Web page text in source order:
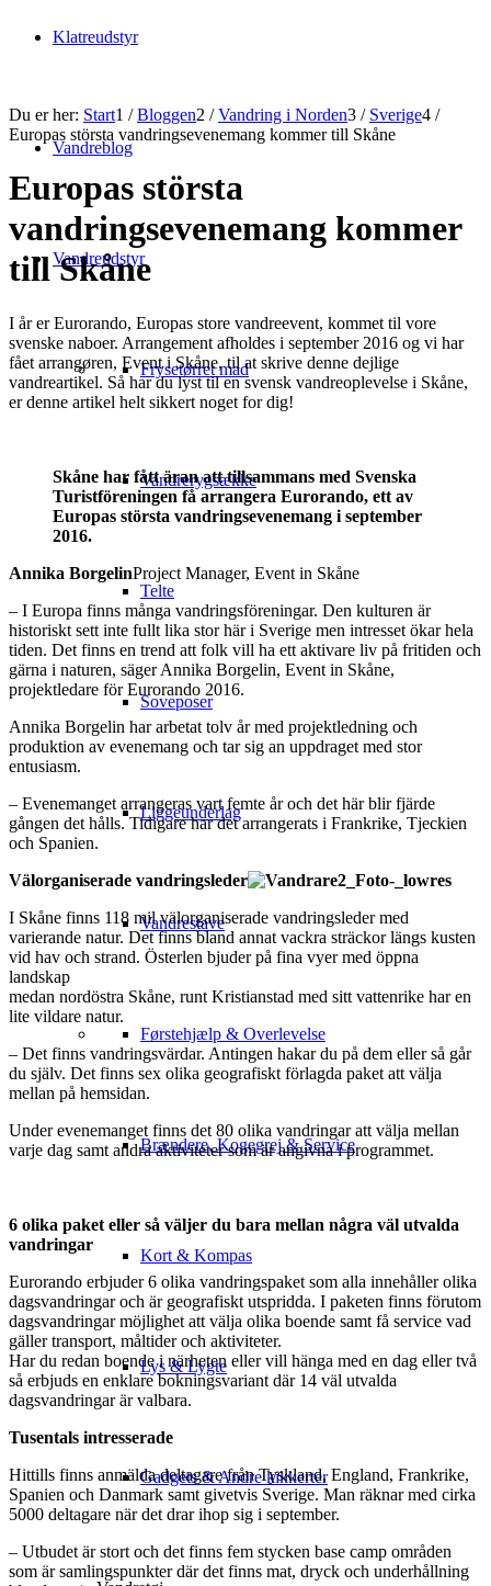
Klatreudstyr
Vandreblog
Vandreudstyr
Frysetørret mad
Vandrerygsække
Telte
Soveposer
Liggeunderlag
Vandrestave
Førstehjælp & Overlevelse
Brændere, Kogegrej & Service
Kort & Kompas
Lys & Lygte
Gadgets & Andre kikkerter
Du er her: Start1 / Bloggen2 / Vandring i Norden3 / Sverige4 /
Europas största vandringsevenemang kommer till Skåne
Europas största
vandringsevenemang kommer
till Skåne
I år er Eurorando, Europas store vandreevent, kommet til vore
svenske naboer. Arrangement afholdes i september 2016 og vi har
fået arrangøren, Event i Skåne, til at skrive denne dejlige
vandreartikel. Så har du lyst til en svensk vandreoplevelse i Skåne,
er denne artikel helt sikkert noget for dig!
Skåne har fått äran att tillsammans med Svenska
Turistföreningen få arrangera Eurorando, ett av
Europas största vandringsevenemang i september
2016.
Annika BorgelinProject Manager, Event in Skåne
– I Europa finns många vandringsföreningar. Den kulturen är
historiskt sett inte fullt lika stor här i Sverige men intresset ökar hela
tiden. Det finns en trend att folk vill ha ett aktivare liv på fritiden och
gärna i naturen, säger Annika Borgelin, Event in Skåne,
projektledare för Eurorando 2016.
Annika Borgelin har arbetat tolv år med projektledning och
produktion av evenemang och tar sig an uppdraget med stor
entusiasm.
– Evenemanget arrangeras vart femte år och det här blir fjärde
gången det hålls. Tidigare har det arrangerats i Frankrike, Tjeckien
och Spanien.
Välorganiserade vandringsleder
I Skåne finns 118 mil välorganiserade vandringsleder med
varierande natur. Det finns bland annat vackra sträckor längs kusten
vid hav och strand. Österlen bjuder på fina vyer med öppna
landskap
medan nordöstra Skåne, runt Kristianstad med sitt vattenrike har en
lite vildare natur.
– Det finns vandringsvärdar. Antingen hakar du på dem eller så går
du själv. Det finns sex olika geografiskt förlagda paket att välja
mellan på hemsidan.
Under evenemanget finns det 80 olika vandringar att välja mellan
varje dag samt andra aktiviteter som är angivna i programmet.
6 olika paket eller så väljer du bara mellan några väl utvalda
vandringar
Eurorando erbjuder 6 olika vandringspaket som alla innehåller olika
dagsvandringar och är geografiskt utspridda. I paketen finns förutom
dagsvandringar möjlighet att välja olika boende samt få service vad
gäller transport, måltider och aktiviteter.
Har du redan boende i närheten eller vill hänga med en dag eller två
så erbjuds en enklare bokningsvariant där 14 väl utvalda
dagsvandringar är valbara.
Tusentals intresserade
Hittills finns anmälda deltagare från Tyskland, England, Frankrike,
Spanien och Danmark samt givetvis Sverige. Man räknar med cirka
5000 deltagare när det drar ihop sig i september.
– Utbudet är stort och det finns fem stycken base camp områden
som är samlingspunkter där det finns mat, dryck och underhållning